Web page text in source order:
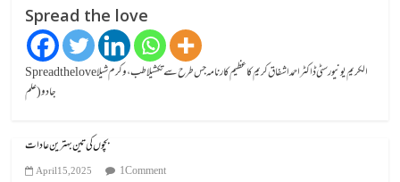
Spread the love
Spread the loveالکریم یونیورسٹی ڈاکٹر احمد اشفاق کریم کا عظیم کارنامہ جس طرح سے تکشیلا طب، وکرم شیلا
جادو (علم
بچوں کی تین بہترین عادات
April 15, 2025 1 Comment